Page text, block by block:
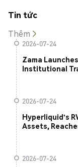
Tin tức
Thêm
2026-07-24
Zama
Institutional
2026-07-24
Hyperliquid's
Assets,
2026-07-24